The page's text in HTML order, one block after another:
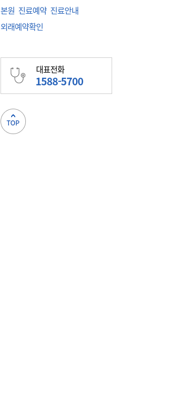
본원 진료예약 진료안내
외래예약확인
대표전화
1588-5700